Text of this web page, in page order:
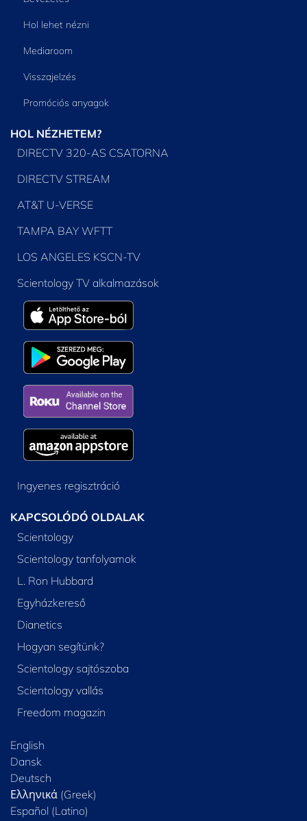
Hol lehet nézni
Mediaroom
Visszajelzés
Promóciós anyagok
HOL NÉZHETEM?
DIRECTV 320-AS CSATORNA
DIRECTV STREAM
AT&T U-VERSE
TAMPA BAY WFTT
LOS ANGELES KSCN-TV
Scientology TV alkalmazások
Ingyenes regisztráció
KAPCSOLÓDÓ OLDALAK
Scientology
Scientology tanfolyamok
L. Ron Hubbard
Egyházkereső
Dianetics
Hogyan segítünk?
Scientology sajtószoba
Scientology vallás
Freedom magazin
English
Dansk
Deutsch
Ελληνικά (Greek)
Español (Latino)